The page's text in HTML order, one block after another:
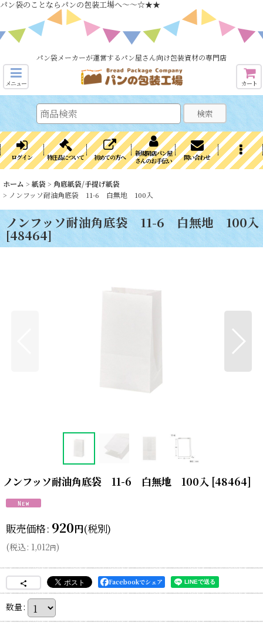
パン袋のことならパンの包装工場へ～～☆★★
パン袋メーカーが運営するパン屋さん向け包装資材の専門店
メニュー カート
検索
ログイン 特注品について 初めての方へ
新規開店パン屋
さんのお手伝い
問い合わせ
ホーム > 紙袋 > 角底紙袋/手提げ紙袋
> ノンフッソ耐油角底袋 11-6 白無地 100入
ノンフッソ耐油角底袋 11-6 白無地 100入
[48464]
ノンフッソ耐油角底袋 11-6 白無地 100入 [48464]
販売価格: 920円(税別)
(税込: 1,012円)
Facebookでシェア
数量: